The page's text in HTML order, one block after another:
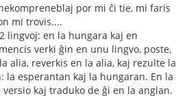
por mi ĉi tie, mi faris
mi trovis....
lingvoj: en la hungara kaj en
verki ĝin en unu lingvo, poste,
alia, reverkis en la alia, kaj rezulte la
la esperantan kaj la hungaran. En la
kaj traduko de ĝi en la anglan.